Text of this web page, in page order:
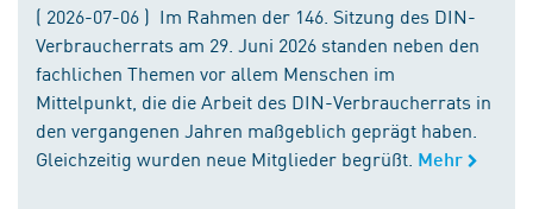
( 2026-07-06 ) Im Rahmen der 146. Sitzung des DIN-
Verbraucherrats am 29. Juni 2026 standen neben den
fachlichen Themen vor allem Menschen im
Mittelpunkt, die die Arbeit des DIN-Verbraucherrats in
den vergangenen Jahren maßgeblich geprägt haben.
Gleichzeitig wurden neue Mitglieder begrüßt. Mehr